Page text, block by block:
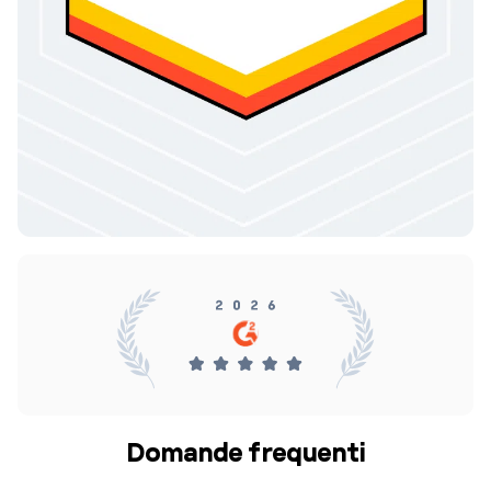
Domande frequenti